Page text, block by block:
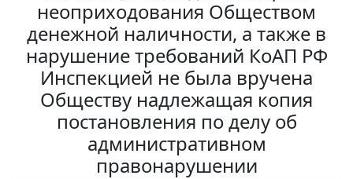
неоприходования Обществом
денежной наличности, а также в
нарушение требований КоАП РФ
Инспекцией не была вручена
Обществу надлежащая копия
постановления по делу об
административном
правонарушении